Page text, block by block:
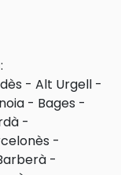
:
- Alt Urgell -
- Bages -
-
-
-